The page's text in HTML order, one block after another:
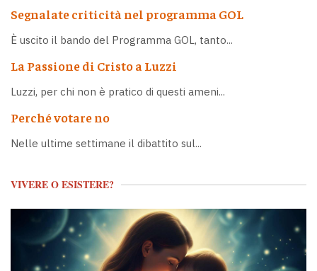
Segnalate criticità nel programma GOL
È uscito il bando del Programma GOL, tanto...
La Passione di Cristo a Luzzi
Luzzi, per chi non è pratico di questi ameni...
Perché votare no
Nelle ultime settimane il dibattito sul...
VIVERE O ESISTERE?